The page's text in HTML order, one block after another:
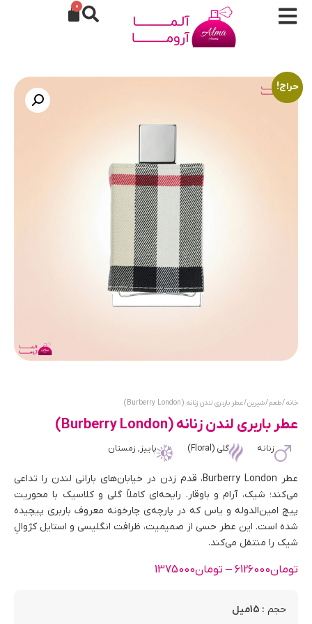
0
حراج!
خانه/طعم/شیرین/ عطر باربری لندن زنانه (Burberry London)
عطر باربری لندن زنانه (Burberry London)
زنانه گلی (Floral) پاییز, زمستان
عطر Burberry London، قدم زدن در خیابان‌های بارانی لندن را تداعی
می‌کند؛ شیک، آرام و باوقار. رایحه‌ای کاملاً گلی و کلاسیک با محوریت
پیچ امین‌الدوله و یاس که در پارچه‌ی چارخونه معروف باربری پیچیده
شده است. این عطر حسی از صمیمیت، ظرافت انگلیسی و استایل کژوالِ
شیک را منتقل می‌کند.
تومان6126000
– تومان1375000
حجم : 15میل